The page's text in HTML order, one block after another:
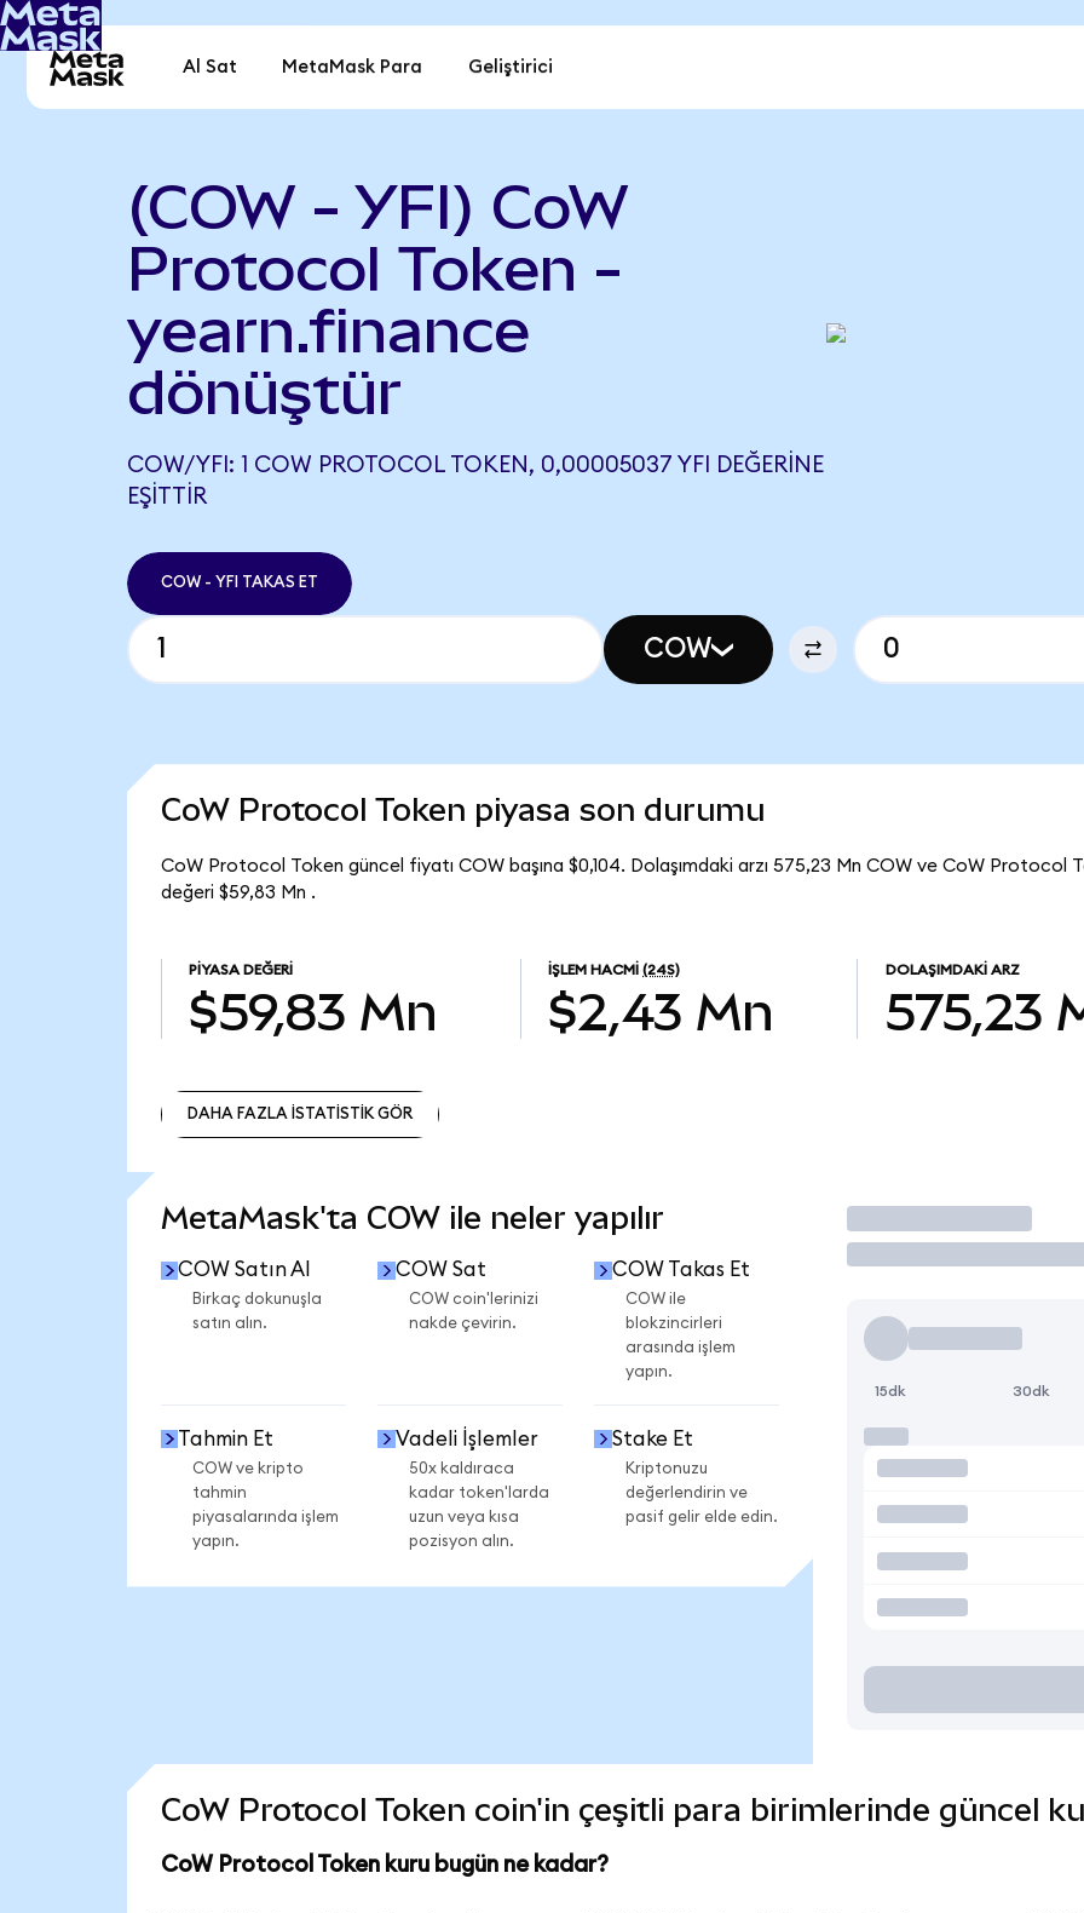
Al Sat MetaMask Para Geliştirici
(COW - YFI) CoW
Protocol Token -
yearn.finance
dönüştür
COW/YFI: 1 COW PROTOCOL TOKEN, 0,00005037 YFI DEĞERINE
EŞITTIR
COW - YFI TAKAS ET
COW
CoW Protocol Token piyasa son durumu
CoW Protocol Token güncel fiyatı COW başına $0,104. Dolaşımdaki arzı 575,23 Mn COW ve CoW Protocol
değeri $59,83 Mn .
PIYASA DEĞERI
$59,83 Mn
İŞLEM HACMI (24S)
$2,43 Mn
DOLAŞIMDAKI ARZ
575,23
DAHA FAZLA İSTATİSTİK GÖR
MetaMask'ta COW ile neler yapılır
COW Satın Al
Birkaç dokunuşla
satın alın.
COW Sat
COW coin'lerinizi
nakde çevirin.
COW Takas Et
COW ile
blokzincirleri
arasında işlem
yapın.
Tahmin Et
COW ve kripto
tahmin
piyasalarında işlem
yapın.
Vadeli İşlemler
50x kaldıraca
kadar token'larda
uzun veya kısa
pozisyon alın.
Stake Et
Kriptonuzu
değerlendirin ve
pasif gelir elde edin.
İşlem Yap
15dk 30dk
CoW Protocol Token coin'in çeşitli para birimlerinde güncel
CoW Protocol Token kuru bugün ne kadar?